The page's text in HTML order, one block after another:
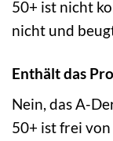
50+ ist nicht
nicht und
Enthält das
Nein, das A-
50+ ist frei